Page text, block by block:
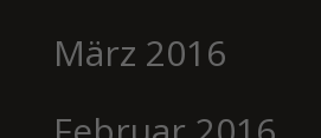
März 2016